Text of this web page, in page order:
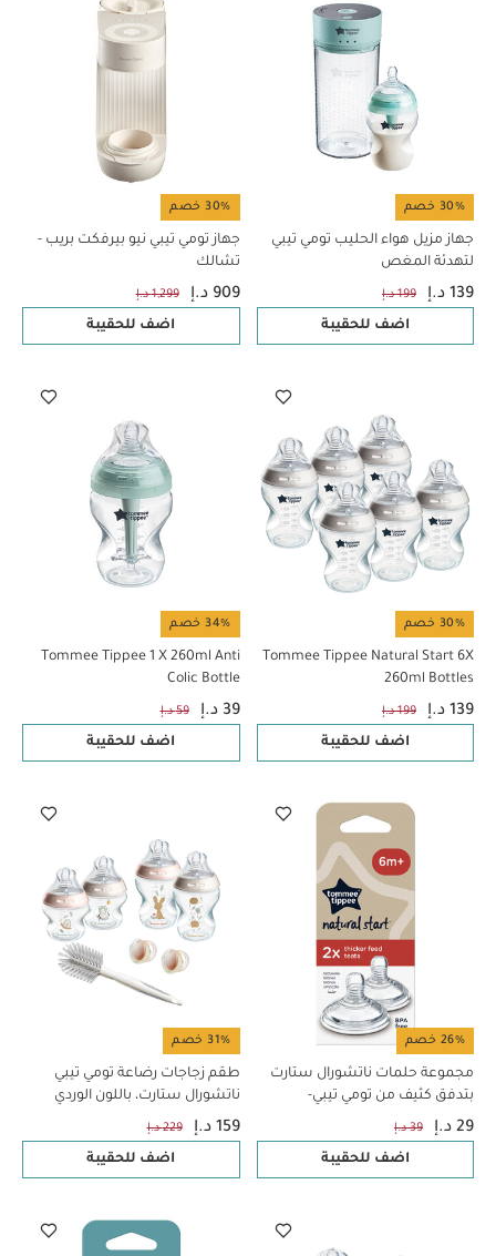
30% خصم
جهاز مزيل هواء الحليب تومي تيبي
لتهدئة المغص
139 د.إ 199 د.إ
اضف للحقيبة
30% خصم
جهاز تومي تيبي نيو بيرفكت بريب -
تشالك
909 د.إ 1,299 د.إ
اضف للحقيبة
30% خصم
Tommee Tippee Natural Start 6X
260ml Bottles
139 د.إ 199 د.إ
اضف للحقيبة
34% خصم
Tommee Tippee 1 X 260ml Anti
Colic Bottle
39 د.إ 59 د.إ
اضف للحقيبة
26% خصم
مجموعة حلمات ناتشورال ستارت
بتدفق كثيف من تومي تيبي-
قطعتان
29 د.إ 39 د.إ
اضف للحقيبة
31% خصم
طقم زجاجات رضاعة تومي تيبي
ناتشورال ستارت، باللون الوردي
159 د.إ 229 د.إ
اضف للحقيبة